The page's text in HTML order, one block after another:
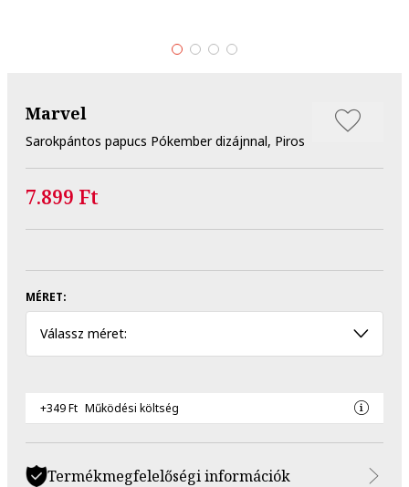
Marvel
Sarokpántos papucs Pókember dizájnnal, Piros
7.899 Ft
MÉRET:
Válassz méret:
+349 Ft Működési költség
Termékmegfelelőségi információk